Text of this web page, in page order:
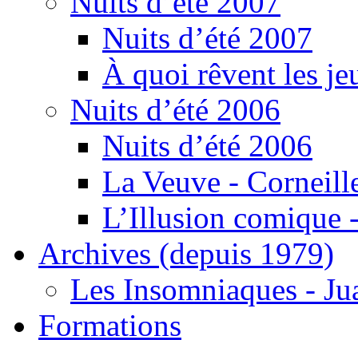
Nuits d’été 2007
À quoi rêvent les
Nuits d’été 2006
Nuits d’été 2006
La Veuve -
L’Illusion comique
Archives (depuis 1979)
Les Insomniaques -
Formations